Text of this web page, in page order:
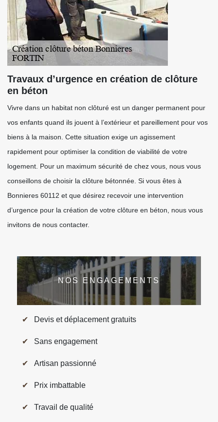
Travaux d’urgence en création de clôture
en béton
Vivre dans un habitat non clôturé est un danger permanent pour
vos enfants quand ils jouent à l’extérieur et pareillement pour vos
biens à la maison. Cette situation exige un agissement
rapidement pour optimiser la condition de viabilité de votre
logement. Pour un maximum sécurité de chez vous, nous vous
conseillons de choisir la clôture bétonnée. Si vous êtes à
Bonnieres 60112 et que désirez recevoir une intervention
d’urgence pour la création de votre clôture en béton, nous vous
invitons de nous contacter.
NOS ENGAGEMENTS
Devis et déplacement gratuits
Sans engagement
Artisan passionné
Prix imbattable
Travail de qualité